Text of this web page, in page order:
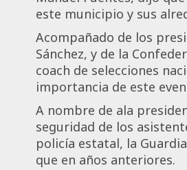
este municipio y sus
Acompañado de los
Sánchez, y de la
coach de selecciones
importancia de este
A nombre de ala
seguridad de los
policía estatal, la
que en años anteriores.